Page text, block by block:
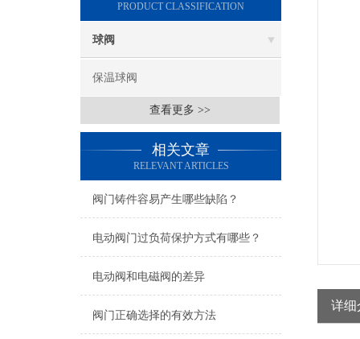
PRODUCT CLASSIFICATION
球阀
保温球阀
查看更多 >>
相关文章
RELEVANT ARTICLES
阀门铸件容易产生哪些缺陷？
电动阀门过负荷保护方式有哪些？
电动阀和电磁阀的差异
阀门正确选择的有效方法
详细